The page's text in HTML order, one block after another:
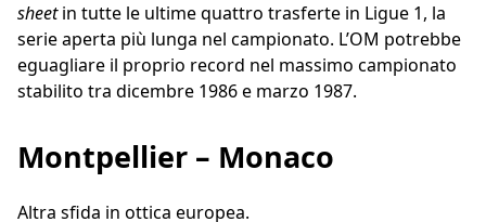
sheetin tutte le ultime quattro trasferte in Ligue 1, la
serie aperta più lunga nel campionato. L’OM potrebbe
eguagliare il proprio record nel massimo campionato
stabilito tra dicembre 1986 e marzo 1987.
Montpellier – Monaco
Altra sfida in ottica europea.